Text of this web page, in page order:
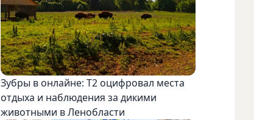
Зубры в онлайне: Т2 оцифровал места
отдыха и наблюдения за дикими
животными в Ленобласти